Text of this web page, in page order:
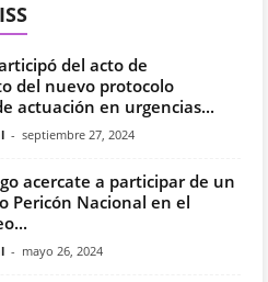
del acto de
del nuevo protocolo
actuación en urgencias...
- septiembre 27, 2024
acercate a participar de un
Pericón Nacional en el
- mayo 26, 2024